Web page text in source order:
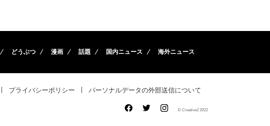
どうぶつ 漫画 話題 国内ニュース 海外ニュース
プライバシーポリシー パーソナルデータの外部送信について
© Creative2 2022